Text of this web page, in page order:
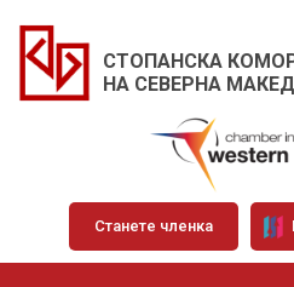
СТОПАНСКА
НА СЕВЕРНА
Станете членка